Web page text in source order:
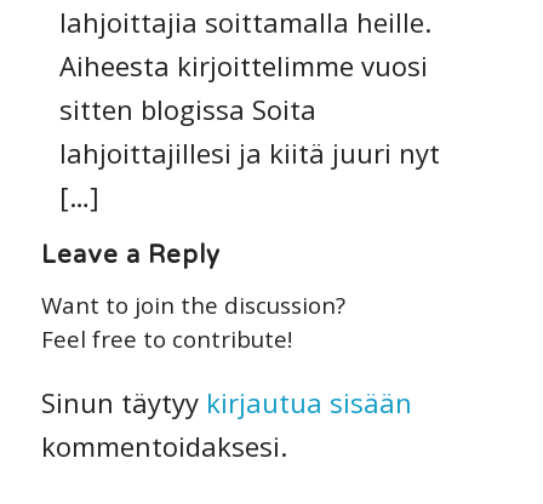
lahjoittajia soittamalla heille.
Aiheesta kirjoittelimme vuosi
sitten blogissa Soita
lahjoittajillesi ja kiitä juuri nyt
[…]
Leave a Reply
Want to join the discussion?
Feel free to contribute!
Sinun täytyy kirjautua sisään
kommentoidaksesi.